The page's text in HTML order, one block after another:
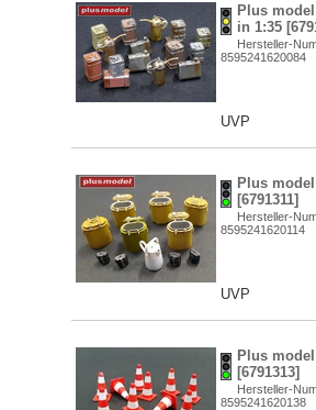
Plus
in 1:35
Hersteller-
8595241620084
UVP
Plus
[6791311]
Hersteller-
8595241620114
UVP
Plus
[6791313]
Hersteller-
8595241620138